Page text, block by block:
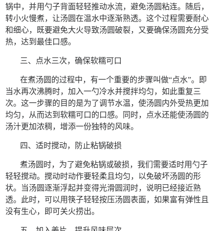
锅中，并用勺子背面轻轻推动水流，避免汤圆粘连。随后，
转小火慢煮，让汤圆在温水中逐渐熟透。这个过程需要耐心
和细心，既要避免大火导致汤圆破裂，又要确保汤圆充分受
热，达到最佳口感。
三、点水三次，确保软糯可口
在煮汤圆的过程中，有一个重要的步骤叫做“点水”。即
当水再次沸腾时，加入一勺冷水并搅拌均匀，如此重复三
次。这一步骤的目的是为了调节水温，使汤圆内外受热更加
均匀，从而达到软糯可口的口感。同时，点水还能使汤圆的
汤汁更加浓稠，增添一份独特的风味。
四、适时搅动，防止粘锅破损
煮汤圆时，为了避免粘锅或破损，我们需要适时用勺子
轻轻搅动。搅动时动作要轻柔且均匀，以免破坏汤圆的形
状。当汤圆逐渐浮起并变得光滑圆润时，说明已经接近熟
透。此时，可以用筷子轻轻按压汤圆表面，如果富有弹性且
没有生心，即可关火捞出。